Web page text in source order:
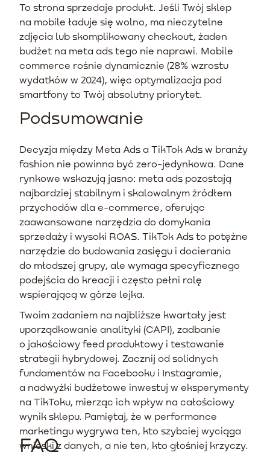
To strona sprzedaje produkt. Jeśli Twój sklep
na mobile ładuje się wolno, ma nieczytelne
zdjęcia lub skomplikowany checkout, żaden
budżet na meta ads tego nie naprawi. Mobile
commerce rośnie dynamicznie (28% wzrostu
wydatków w 2024), więc optymalizacja pod
smartfony to Twój absolutny priorytet.
Podsumowanie
Decyzja między Meta Ads a TikTok Ads w branży
fashion nie powinna być zero-jedynkowa. Dane
rynkowe wskazują jasno: meta ads pozostają
najbardziej stabilnym i skalowalnym źródłem
przychodów dla e-commerce, oferując
zaawansowane narzędzia do domykania
sprzedaży i wysoki ROAS. TikTok Ads to potężne
narzędzie do budowania zasięgu i docierania
do młodszej grupy, ale wymaga specyficznego
podejścia do kreacji i często pełni rolę
wspierającą w górze lejka.
Twoim zadaniem na najbliższe kwartały jest
uporządkowanie analityki (CAPI), zadbanie
o jakościowy feed produktowy i testowanie
strategii hybrydowej. Zacznij od solidnych
fundamentów na Facebooku i Instagramie,
a nadwyżki budżetowe inwestuj w eksperymenty
na TikToku, mierząc ich wpływ na całościowy
wynik sklepu. Pamiętaj, że w performance
marketingu wygrywa ten, kto szybciej wyciąga
wnioski z danych, a nie ten, kto głośniej krzyczy.
FAQ